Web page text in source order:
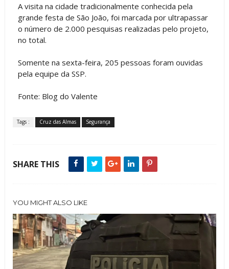
A visita na cidade tradicionalmente conhecida pela
grande festa de São João, foi marcada por ultrapassar
o número de 2.000 pesquisas realizadas pelo projeto,
no total.
Somente na sexta-feira, 205 pessoas foram ouvidas
pela equipe da SSP.
Fonte: Blog do Valente
Tags : Cruz das Almas Segurança
SHARE THIS
YOU MIGHT ALSO LIKE